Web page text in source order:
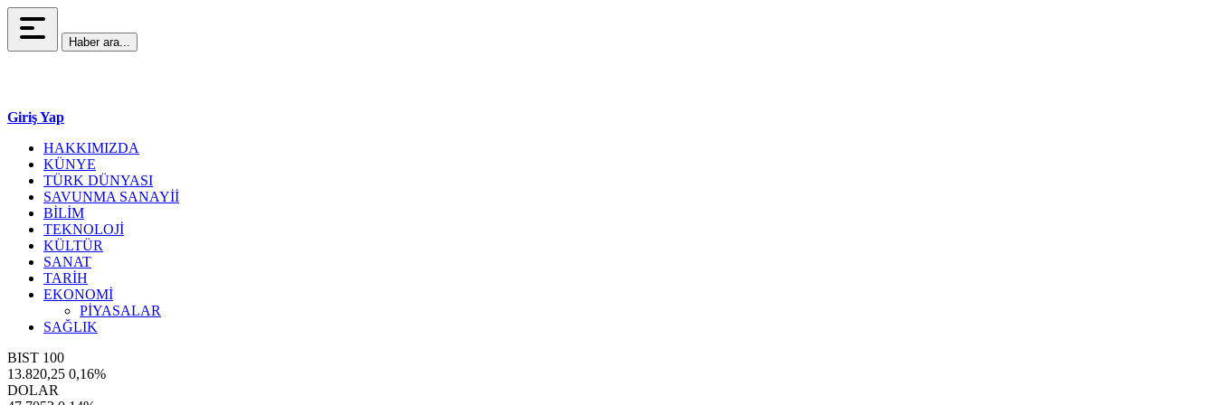
Haber ara...
Giriş Yap
HAKKIMIZDA
KÜNYE
TÜRK DÜNYASI
SAVUNMA SANAYİİ
BİLİM
TEKNOLOJİ
KÜLTÜR
SANAT
TARİH
EKONOMİ
PİYASALAR
SAĞLIK
BIST 100
13.820,25 0,16%
DOLAR